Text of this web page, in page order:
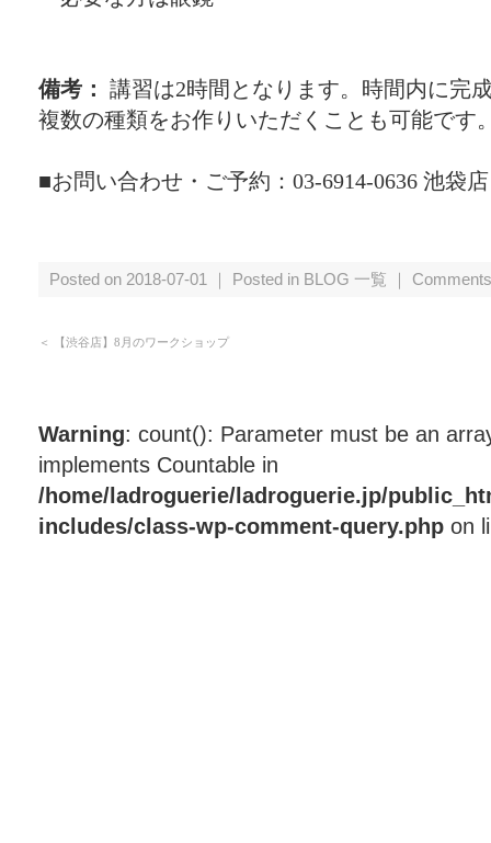
備考： 講習は2時間となります。時間内に完
複数の種類をお作りいただくことも可能です
■お問い合わせ・ご予約：03-6914-0636 池袋店
Posted on 2018-07-01 ｜ Posted in BLOG 一覧 ｜
＜ 【渋谷店】8月のワークショップ
Warning: count(): Parameter must be an
implements Countable in
/home/ladroguerie/ladroguerie.jp/
includes/class-wp-comment-query.php on